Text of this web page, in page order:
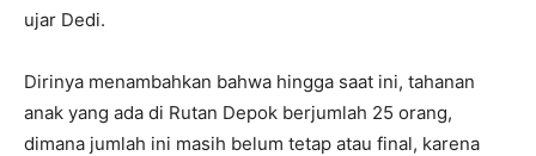
ujar Dedi.
Dirinya menambahkan bahwa hingga saat ini, tahanan
anak yang ada di Rutan Depok berjumlah 25 orang,
dimana jumlah ini masih belum tetap atau final, karena